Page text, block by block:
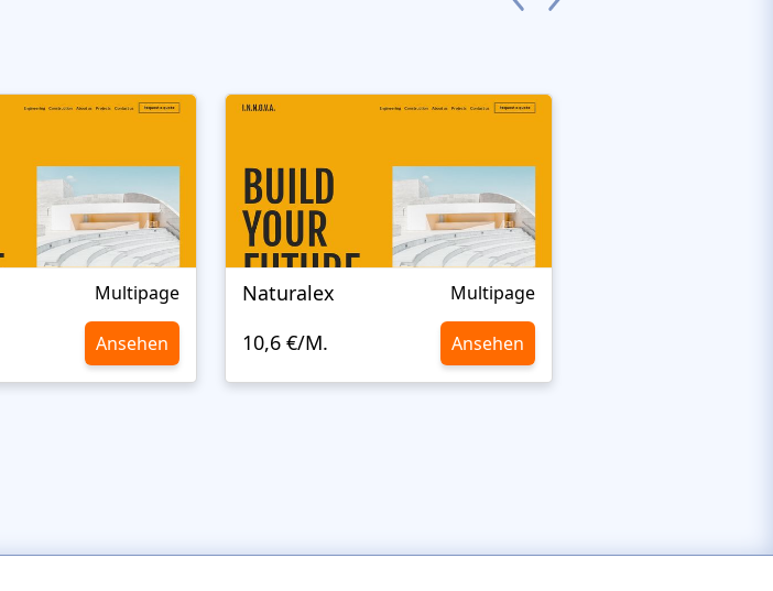
Multipage
Ansehen
Naturalex Multipage
10,6 €/M. Ansehen